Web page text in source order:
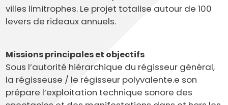
villes limitrophes. Le projet totalise autour de 100
levers de rideaux annuels.
Missions principales et objectifs
Sous l’autorité hiérarchique du régisseur général,
la régisseuse / le régisseur polyvalente.e son
prépare l’exploitation technique sonore des